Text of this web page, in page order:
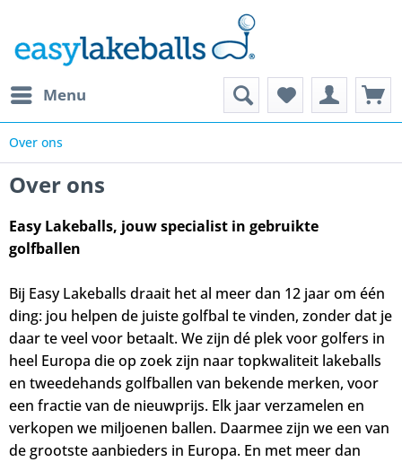
Menu
Over ons
Over ons
Easy Lakeballs, jouw specialist in gebruikte
golfballen
Bij Easy Lakeballs draait het al meer dan 12 jaar om één
ding: jou helpen de juiste golfbal te vinden, zonder dat je
daar te veel voor betaalt. We zijn dé plek voor golfers in
heel Europa die op zoek zijn naar topkwaliteit lakeballs
en tweedehands golfballen van bekende merken, voor
een fractie van de nieuwprijs. Elk jaar verzamelen en
verkopen we miljoenen ballen. Daarmee zijn we een van
de grootste aanbieders in Europa. En met meer dan